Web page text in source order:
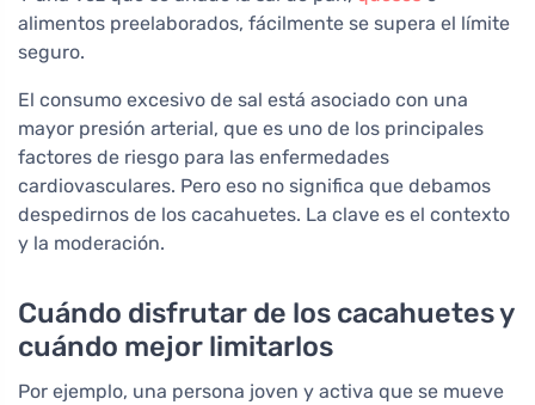
alimentos preelaborados, fácilmente se supera el límite
seguro.
El consumo excesivo de sal está asociado con una
mayor presión arterial, que es uno de los principales
factores de riesgo para las enfermedades
cardiovasculares. Pero eso no significa que debamos
despedirnos de los cacahuetes. La clave es el contexto
y la moderación.
Cuándo disfrutar de los cacahuetes y
cuándo mejor limitarlos
Por ejemplo, una persona joven y activa que se mueve